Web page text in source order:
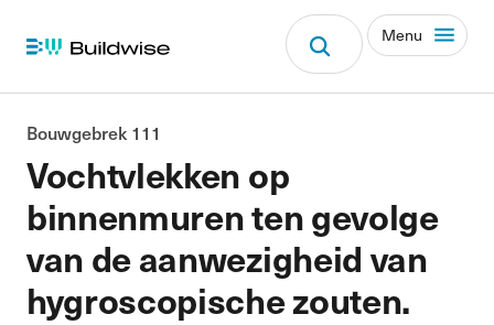
Menu
Vochtvlekken op
binnenmuren ten gevolge
van de aanwezigheid van
hygroscopische zouten.
Bouwgebrek 111